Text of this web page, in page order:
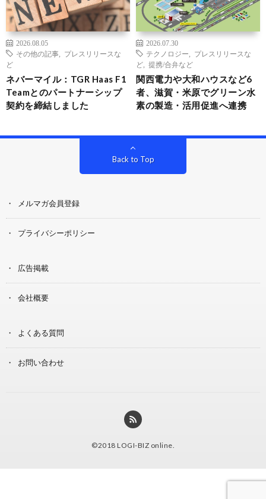
2026.08.05
その他の記事
プレスリリースな
ど
ネバーマイル：TGR Haas F1
Teamとのパートナーシップ
契約を締結しました
2026.07.30
テクノロジー
プレスリリースな
ど
提携/合弁など
関西電力や大和ハウスなど6
者、滋賀・米原でグリーン水
素の製造・活用促進へ連携
Back to Top
メルマガ会員登録
プライバシーポリシー
広告掲載
会社概要
よくある質問
お問い合わせ
©2018 LOGI-BIZ online